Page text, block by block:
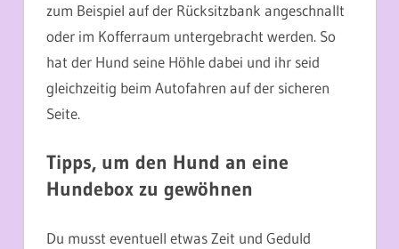
zum Beispiel auf der Rücksitzbank angeschnallt
oder im Kofferraum untergebracht werden. So
hat der Hund seine Höhle dabei und ihr seid
gleichzeitig beim Autofahren auf der sicheren
Seite.
Tipps, um den Hund an eine
Hundebox zu gewöhnen
Du musst eventuell etwas Zeit und Geduld